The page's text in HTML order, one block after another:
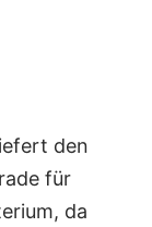
den
für
da